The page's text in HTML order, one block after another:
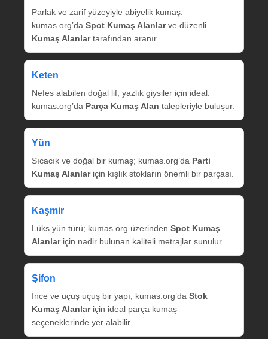
Parlak ve zarif yüzeyiyle abiyelik kumaş.
kumas.org’da Spot Kumaş Alanlarve düzenli
Kumaş Alanlartarafından aranır.
Keten
Nefes alabilen doğal lif, yazlık giysiler için ideal.
kumas.org’da Parça Kumaş Alan talepleriyle buluşur.
Yün
Sıcacık ve doğal bir kumaş; kumas.org’da Parti
Kumaş Alanlariçin kışlık stokların önemli bir parçası.
Kaşmir
Lüks yün türü; kumas.org üzerinden Spot Kumaş
Alanlariçin nadir bulunan kaliteli metrajlar sunulur.
Şifon
İnce ve uçuş uçuş bir yapı; kumas.org’da Stok
Kumaş Alanlariçin ideal parça kumaş
seçeneklerinde yer alabilir.